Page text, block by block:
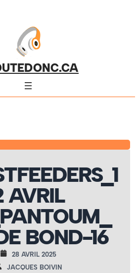
AVRIL
BOND-16
28 AVRIL 2025
JACQUES BOIVIN